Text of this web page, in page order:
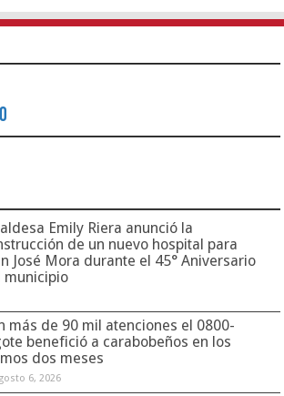
Emily Riera anunció la
de un nuevo hospital para
José Mora durante el 45° Aniversario
municipio
más de 90 mil atenciones el 0800-
benefició a carabobeños en los
dos meses
6, 2026